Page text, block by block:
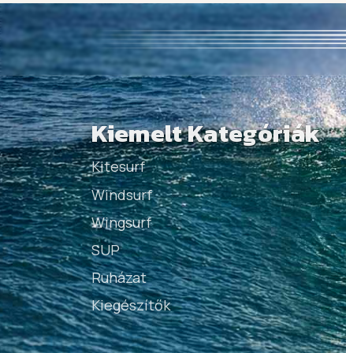
Kiemelt Kategóriák
Kitesurf
Windsurf
Wingsurf
SUP
Ruházat
Kiegészítők